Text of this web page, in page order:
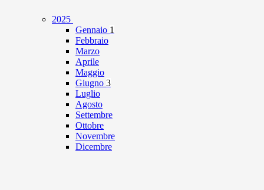
2025
Gennaio 1
Febbraio
Marzo
Aprile
Maggio
Giugno 3
Luglio
Agosto
Settembre
Ottobre
Novembre
Dicembre